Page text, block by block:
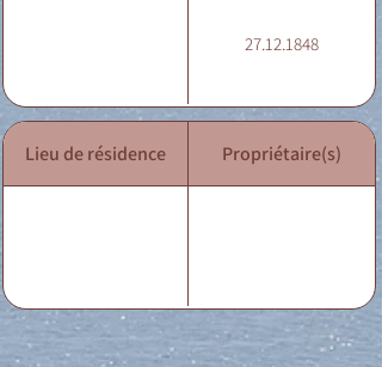
27.12.1848
Lieu de résidence Propriétaire(s)